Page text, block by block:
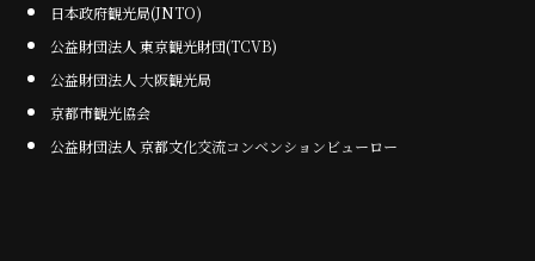
日本政府観光局(JNTO)
公益財団法人 東京観光財団(TCVB)
公益財団法人 大阪観光局
京都市観光協会
公益財団法人 京都文化交流コンベンションビューロー